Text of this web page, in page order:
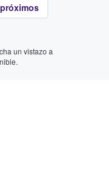
un vistazo a